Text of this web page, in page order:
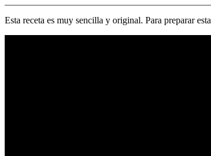
Esta receta es muy sencilla y original. Para preparar esta